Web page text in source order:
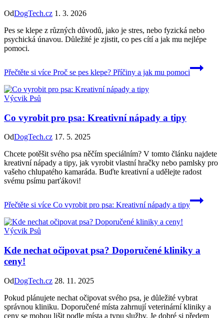
OdDogTech.cz 1. 3. 2026
Pes se klepe z různých důvodů, jako je stres, nebo fyzická nebo
psychická únavou. Důležité je zjistit, co pes cítí a jak mu nejlépe
pomoci.
Přečtěte si více Proč se pes klepe? Příčiny a jak mu pomoci
Výcvik Psů
Co vyrobit pro psa: Kreativní nápady a tipy
OdDogTech.cz 17. 5. 2025
Chcete potěšit svého psa něčím speciálním? V tomto článku najdete
kreativní nápady a tipy, jak vyrobit vlastní hračky nebo pamlsky pro
vašeho chlupatého kamaráda. Buďte kreativní a udělejte radost
svému psímu parťákovi!
Přečtěte si více Co vyrobit pro psa: Kreativní nápady a tipy
Výcvik Psů
Kde nechat očipovat psa? Doporučené kliniky a
ceny!
OdDogTech.cz 28. 11. 2025
Pokud plánujete nechat očipovat svého psa, je důležité vybrat
správnou kliniku. Doporučené místa zahrnují veterinární kliniky a
ceny se mohou lišit podle místa a typu služby. Je dobré si předem